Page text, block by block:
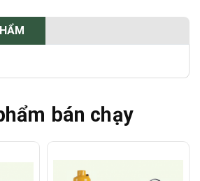
bán chạy